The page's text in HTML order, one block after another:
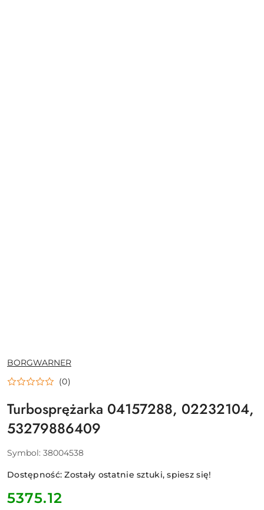
NAZWA
PRODUCENTA:
BORGWARNER
(0)
Turbosprężarka 04157288, 02232104,
53279886409
Symbol: 38004538
Dostępność:Zostały ostatnie sztuki, spiesz się!
cena:
5375.12